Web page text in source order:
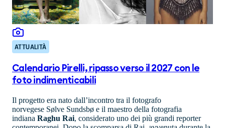
ATTUALITÀ
Calendario Pirelli, ripasso verso il 2027 con le
foto indimenticabili
Il progetto era nato dall’incontro tra il fotografo
norvegese Sølve Sundsbø e il maestro della fotografia
indiana Raghu Rai, considerato uno dei più grandi reporter